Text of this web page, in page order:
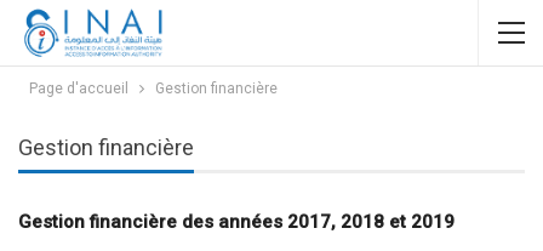
Page d'accueil Gestion financière
Gestion financière
Gestion financière des années 2017, 2018 et 2019